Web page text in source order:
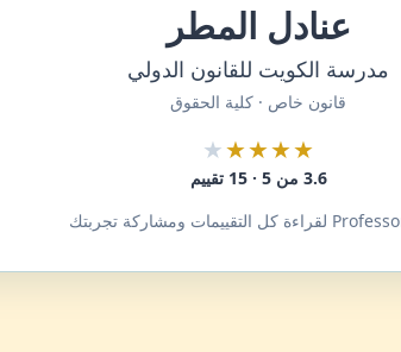
عنادل المطر
مدرسة الكويت للقانون الدولي
قانون خاص · كلية الحقوق
★★★★
★
3.6 من 5 · 15 تقييم